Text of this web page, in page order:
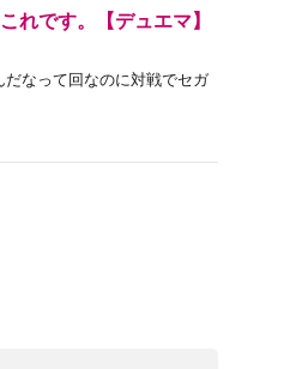
れです。【デュエマ】
なって回なのに対戦でセガ